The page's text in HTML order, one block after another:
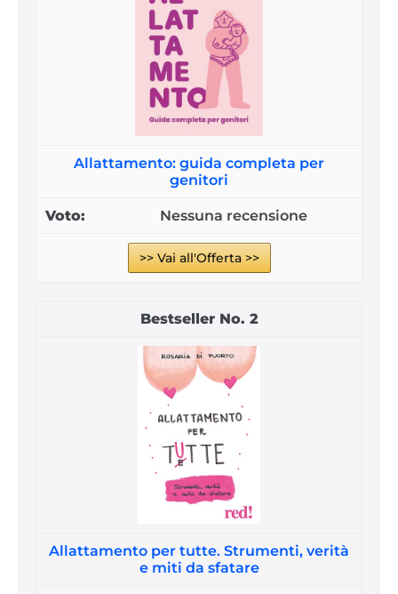
Allattamento: guida completa per
genitori
Nessuna recensione
>> Vai all'Offerta >>
2
Allattamento per tutte. Strumenti, verità
e miti da sfatare